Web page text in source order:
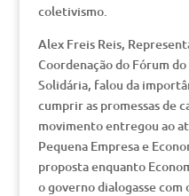
coletivismo.
Alex Freis Reis,
Coordenação do Fórum
Solidária, falou da
cumprir as promessas de
movimento entregou ao
Pequena Empresa e
proposta enquanto
o governo dialogasse